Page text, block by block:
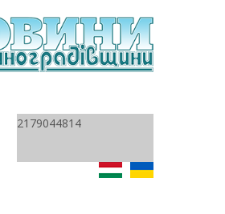
2179044814